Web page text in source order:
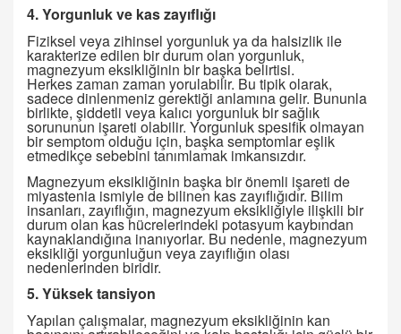
4. Yorgunluk ve kas zayıflığı
Fiziksel veya zihinsel yorgunluk ya da halsizlik ile
karakterize edilen bir durum olan yorgunluk,
magnezyum eksikliğinin bir başka belirtisi.
Herkes zaman zaman yorulabilir. Bu tipik olarak,
sadece dinlenmeniz gerektiği anlamına gelir. Bununla
birlikte, şiddetli veya kalıcı yorgunluk bir sağlık
sorununun işareti olabilir. Yorgunluk spesifik olmayan
bir semptom olduğu için, başka semptomlar eşlik
etmedikçe sebebini tanımlamak imkansızdır.
Magnezyum eksikliğinin başka bir önemli işareti de
miyastenia ismiyle de bilinen kas zayıflığıdır. Bilim
insanları, zayıflığın, magnezyum eksikliğiyle ilişkili bir
durum olan kas hücrelerindeki potasyum kaybından
kaynaklandığına inanıyorlar. Bu nedenle, magnezyum
eksikliği yorgunluğun veya zayıflığın olası
nedenlerinden biridir.
5. Yüksek tansiyon
Yapılan çalışmalar, magnezyum eksikliğinin kan